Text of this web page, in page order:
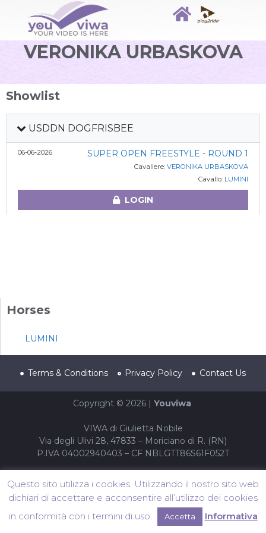
VERONIKA URBASKOVA
Showlist
USDDN DOGFRISBEE
06-06-2026 SUPER OPEN FREESTYLE - ROUND 1
Cavaliere: VERONIKA URBASKOVA
Cavallo: LUMINI
LOGIN
Horses
LUMINI
Terms & Conditions Privacy Policy Contact Us
Copyright © 2026 | Youviwa
VIWA di Giulietta Nobile
Via degli Ulivi 28, 47833 – Moriciano di R. (RN)
P.IVA 04002940403 – CF NBLGTT86S61F052T
Questo sito utilizza i cookies. Utilizzando il nostro sito web
dichiari di accettare e acconsentire all’utilizzo dei cookies
in conformità con i termini di uso.
Accetta Informativa